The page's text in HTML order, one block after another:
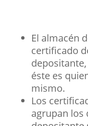
El almacén
certificado
éste es
mismo.
Los
agrupan los